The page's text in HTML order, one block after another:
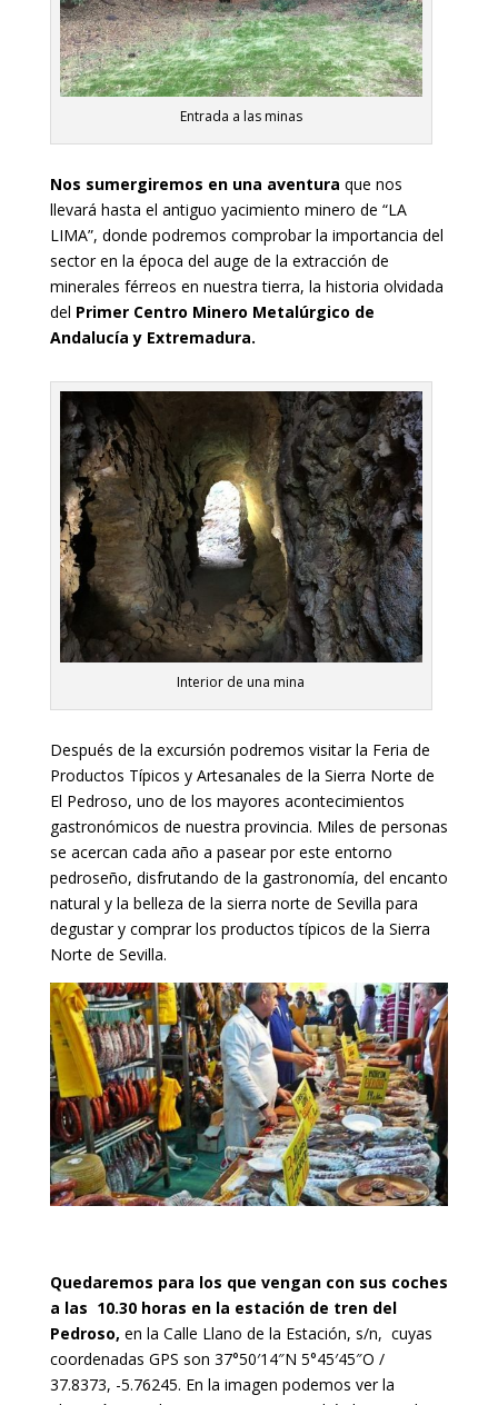
Entrada a las minas
Nos sumergiremos en una aventura que nos
llevará hasta el antiguo yacimiento minero de “LA
LIMA”, donde podremos comprobar la importancia del
sector en la época del auge de la extracción de
minerales férreos en nuestra tierra, la historia olvidada
del Primer Centro Minero Metalúrgico de
Andalucía y Extremadura.
Interior de una mina
Después de la excursión podremos visitar la Feria de
Productos Típicos y Artesanales de la Sierra Norte de
El Pedroso, uno de los mayores acontecimientos
gastronómicos de nuestra provincia. Miles de personas
se acercan cada año a pasear por este entorno
pedroseño, disfrutando de la gastronomía, del encanto
natural y la belleza de la sierra norte de Sevilla para
degustar y comprar los productos típicos de la Sierra
Norte de Sevilla.
Quedaremos para los que vengan con sus coches
a las 10.30 horas en la estación de tren del
Pedroso, en la Calle Llano de la Estación, s/n, cuyas
coordenadas GPS son 37°50′14″N 5°45′45″O /
37.8373, -5.76245. En la imagen podemos ver la